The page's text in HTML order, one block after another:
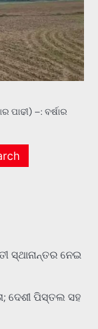
–: ବର୍ଷାର
ସ୍ଥାନାନ୍ତର ନେଇ
ଦେଶୀ ପିସ୍ତଲ ସହ